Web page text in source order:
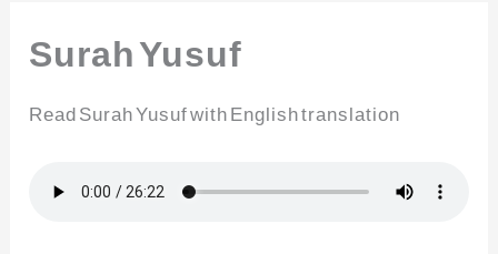
Surah Yusuf
Read Surah Yusuf with English translation